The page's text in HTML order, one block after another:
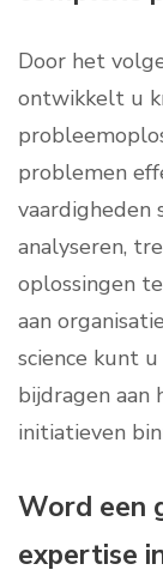
Door het
ontwikkelt u
problemen
vaardigheden
analyseren,
oplossingen
aan
science kunt
bijdragen aan
initiatieven
Word een
expertise